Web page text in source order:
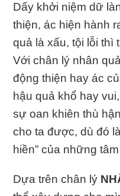
Dấy khởi niệm dữ
thiện, ác hiện hành
quả là xấu, tội lỗi thì
Với chân lý nhân
động thiện hay ác
hậu quả khổ hay
sự oan khiên thù
cho ta được, dù đó
hiền” của những
Dựa trên chân lý